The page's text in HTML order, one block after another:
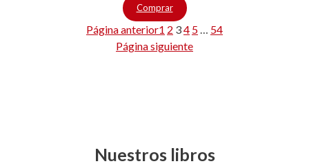
Comprar
Página anterior1 2 34 5… 54
Página siguiente
Nuestros libros